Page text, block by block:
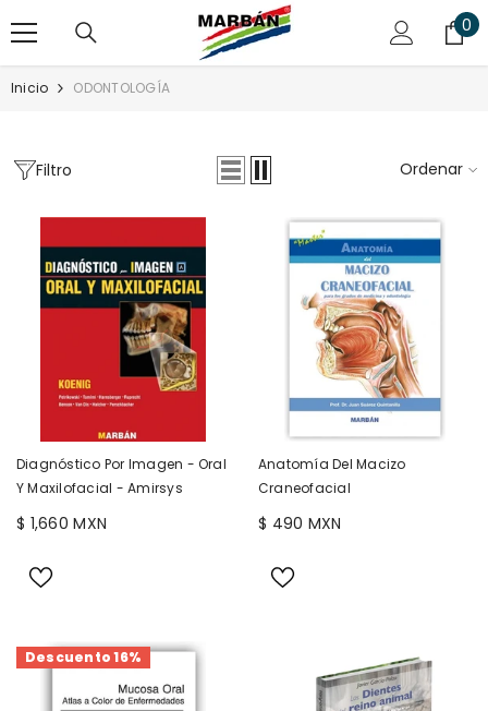
0
0
Inicio ODONTOLOGÍA
Filtro Ordenar
Diagnóstico Por Imagen - Oral
Y Maxilofacial - Amirsys
$ 1,660 MXN
Anatomía Del Macizo
Craneofacial
$ 490 MXN
Descuento 16%